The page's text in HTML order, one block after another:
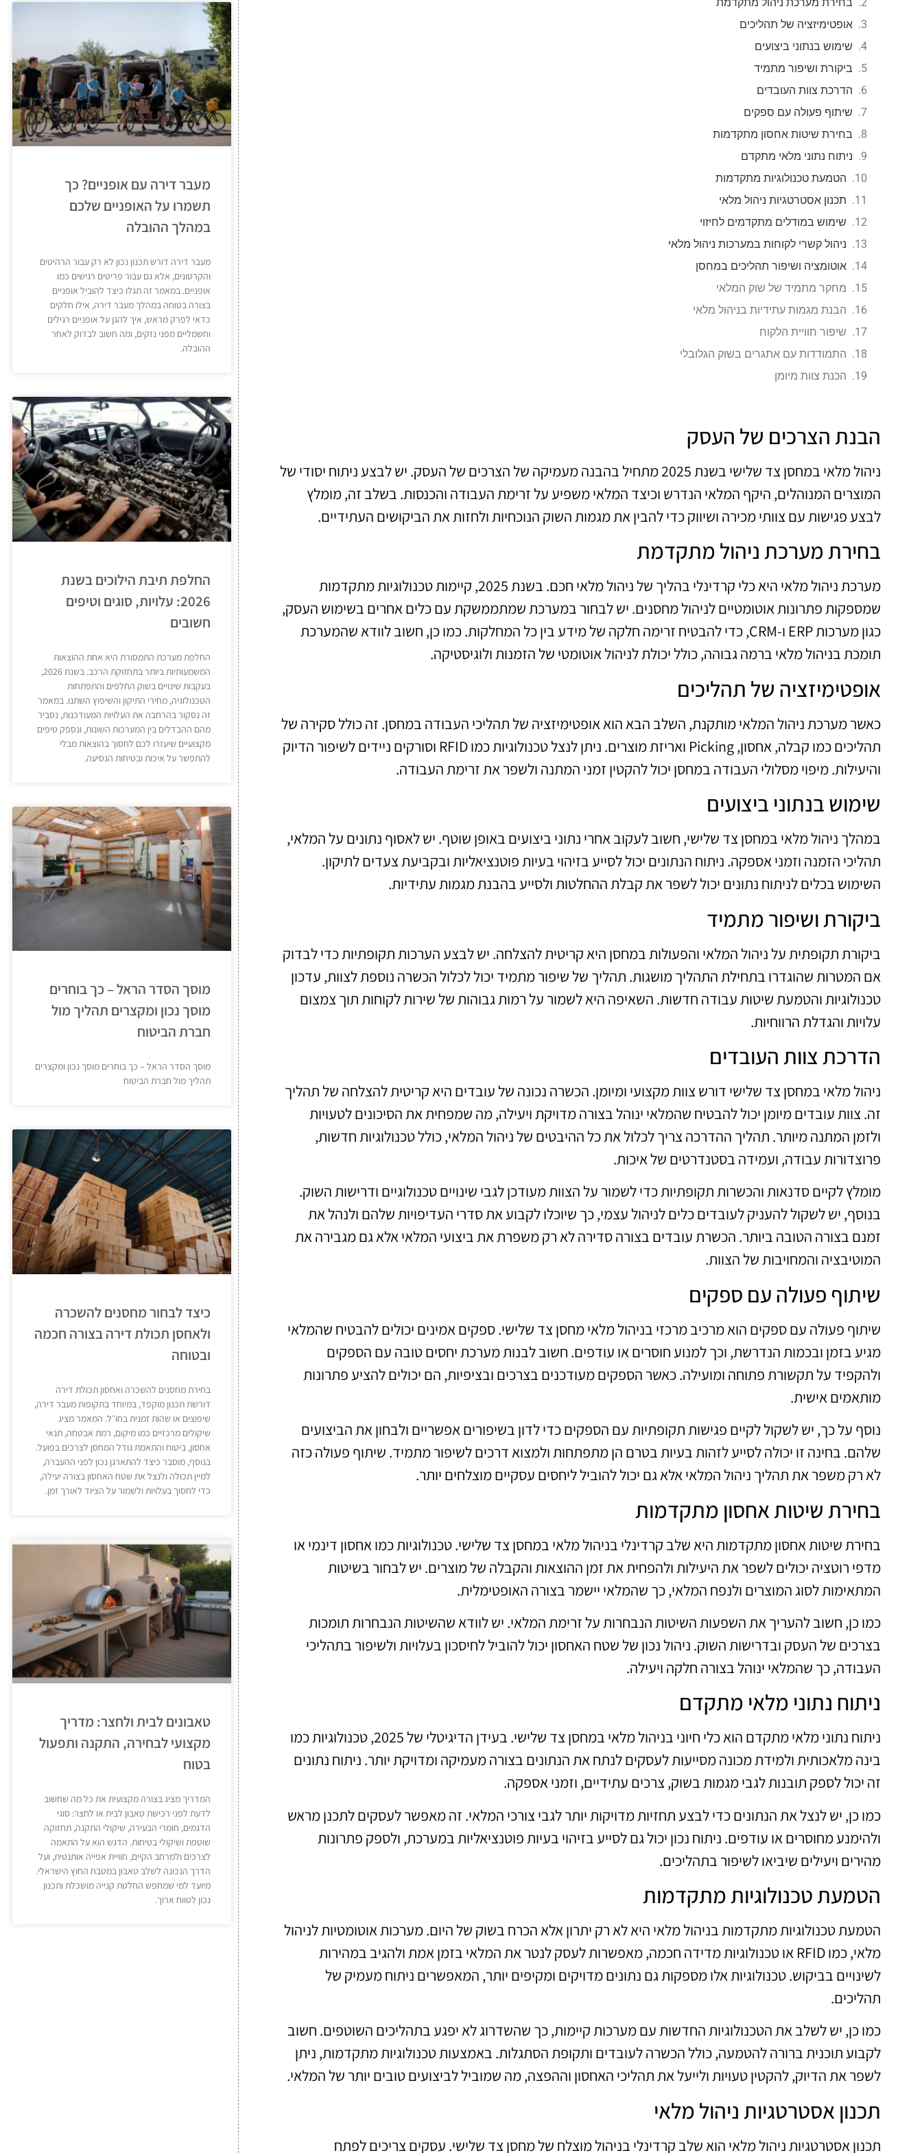
אופטימיזציה של תהליכים
שימוש בנתוני ביצועים
ביקורת ושיפור מתמיד
הדרכת צוות העובדים
שיתוף פעולה עם ספקים
בחירת שיטות אחסון מתקדמות
ניתוח נתוני מלאי מתקדם
הטמעת טכנולוגיות מתקדמות
תכנון אסטרטגיות ניהול מלאי
שימוש במודלים מתקדמים לחיזוי
ניהול קשרי לקוחות במערכות ניהול מלאי
אוטומציה ושיפור תהליכים במחסן
מחקר מתמיד של שוק המלאי
הבנת מגמות עתידיות בניהול מלאי
שיפור חוויית הלקוח
התמודדות עם אתגרים בשוק הגלובלי
הכנת צוות מיומן
הבנת הצרכים של העסק
ניהול מלאי במחסן צד שלישי בשנת 2025 מתחיל בהבנה מעמיקה של הצרכים של העסק. יש לבצע ניתוח יסודי של
המוצרים המנוהלים, היקף המלאי הנדרש וכיצד המלאי משפיע על זרימת העבודה והכנסות. בשלב זה, מומלץ
לבצע פגישות עם צוותי מכירה ושיווק כדי להבין את מגמות השוק הנוכחיות ולחזות את הביקושים העתידיים.
בחירת מערכת ניהול מתקדמת
מערכת ניהול מלאי היא כלי קרדינלי בהליך של ניהול מלאי חכם. בשנת 2025, קיימות טכנולוגיות מתקדמות
שמספקות פתרונות אוטומטיים לניהול מחסנים. יש לבחור במערכת שמתממשקת עם כלים אחרים בשימוש העסק,
כגון מערכות ERP ו-CRM, כדי להבטיח זרימה חלקה של מידע בין כל המחלקות. כמו כן, חשוב לוודא שהמערכת
תומכת בניהול מלאי ברמה גבוהה, כולל יכולת לניהול אוטומטי של הזמנות ולוגיסטיקה.
אופטימיזציה של תהליכים
כאשר מערכת ניהול המלאי מותקנת, השלב הבא הוא אופטימיזציה של תהליכי העבודה במחסן. זה כולל סקירה של
תהליכים כמו קבלה, אחסון, Picking ואריזת מוצרים. ניתן לנצל טכנולוגיות כמו RFID וסורקים ניידים לשיפור הדיוק
והיעילות. מיפוי מסלולי העבודה במחסן יכול להקטין זמני המתנה ולשפר את זרימת העבודה.
שימוש בנתוני ביצועים
במהלך ניהול מלאי במחסן צד שלישי, חשוב לעקוב אחרי נתוני ביצועים באופן שוטף. יש לאסוף נתונים על המלאי,
תהליכי הזמנה וזמני אספקה. ניתוח הנתונים יכול לסייע בזיהוי בעיות פוטנציאליות ובקביעת צעדים לתיקון.
השימוש בכלים לניתוח נתונים יכול לשפר את קבלת ההחלטות ולסייע בהבנת מגמות עתידיות.
ביקורת ושיפור מתמיד
ביקורת תקופתית על ניהול המלאי והפעולות במחסן היא קריטית להצלחה. יש לבצע הערכות תקופתיות כדי לבדוק
אם המטרות שהוגדרו בתחילת התהליך מושגות. תהליך של שיפור מתמיד יכול לכלול הכשרה נוספת לצוות, עדכון
טכנולוגיות והטמעת שיטות עבודה חדשות. השאיפה היא לשמור על רמות גבוהות של שירות לקוחות תוך צמצום
עלויות והגדלת הרווחיות.
הדרכת צוות העובדים
ניהול מלאי במחסן צד שלישי דורש צוות מקצועי ומיומן. הכשרה נכונה של עובדים היא קריטית להצלחה של תהליך
זה. צוות עובדים מיומן יכול להבטיח שהמלאי ינוהל בצורה מדויקת ויעילה, מה שמפחית את הסיכונים לטעויות
ולזמן המתנה מיותר. תהליך ההדרכה צריך לכלול את כל ההיבטים של ניהול המלאי, כולל טכנולוגיות חדשות,
פרוצדורות עבודה, ועמידה בסטנדרטים של איכות.
מומלץ לקיים סדנאות והכשרות תקופתיות כדי לשמור על הצוות מעודכן לגבי שינויים טכנולוגיים ודרישות השוק.
בנוסף, יש לשקול להעניק לעובדים כלים לניהול עצמי, כך שיוכלו לקבוע את סדרי העדיפויות שלהם ולנהל את
זמנם בצורה הטובה ביותר. הכשרת עובדים בצורה סדירה לא רק משפרת את ביצועי המלאי אלא גם מגבירה את
המוטיבציה והמחויבות של הצוות.
שיתוף פעולה עם ספקים
שיתוף פעולה עם ספקים הוא מרכיב מרכזי בניהול מלאי מחסן צד שלישי. ספקים אמינים יכולים להבטיח שהמלאי
מגיע בזמן ובכמות הנדרשת, וכך למנוע חוסרים או עודפים. חשוב לבנות מערכת יחסים טובה עם הספקים
ולהקפיד על תקשורת פתוחה ומועילה. כאשר הספקים מעודכנים בצרכים ובציפיות, הם יכולים להציע פתרונות
מותאמים אישית.
נוסף על כך, יש לשקול לקיים פגישות תקופתיות עם הספקים כדי לדון בשיפורים אפשריים ולבחון את הביצועים
שלהם. בחינה זו יכולה לסייע לזהות בעיות בטרם הן מתפתחות ולמצוא דרכים לשיפור מתמיד. שיתוף פעולה כזה
לא רק משפר את תהליך ניהול המלאי אלא גם יכול להוביל ליחסים עסקיים מוצלחים יותר.
בחירת שיטות אחסון מתקדמות
בחירת שיטות אחסון מתקדמות היא שלב קרדינלי בניהול מלאי במחסן צד שלישי. טכנולוגיות כמו אחסון דינמי או
מדפי רוטציה יכולים לשפר את היעילות ולהפחית את זמן ההוצאות והקבלה של מוצרים. יש לבחור בשיטות
המתאימות לסוג המוצרים ולנפח המלאי, כך שהמלאי יישמר בצורה האופטימלית.
כמו כן, חשוב להעריך את השפעות השיטות הנבחרות על זרימת המלאי. יש לוודא שהשיטות הנבחרות תומכות
בצרכים של העסק ובדרישות השוק. ניהול נכון של שטח האחסון יכול להוביל לחיסכון בעלויות ולשיפור בתהליכי
העבודה, כך שהמלאי ינוהל בצורה חלקה ויעילה.
ניתוח נתוני מלאי מתקדם
ניתוח נתוני מלאי מתקדם הוא כלי חיוני בניהול מלאי במחסן צד שלישי. בעידן הדיגיטלי של 2025, טכנולוגיות כמו
בינה מלאכותית ולמידת מכונה מסייעות לעסקים לנתח את הנתונים בצורה מעמיקה ומדויקת יותר. ניתוח נתונים
זה יכול לספק תובנות לגבי מגמות בשוק, צרכים עתידיים, וזמני אספקה.
כמו כן, יש לנצל את הנתונים כדי לבצע תחזיות מדויקות יותר לגבי צורכי המלאי. זה מאפשר לעסקים לתכנן מראש
ולהימנע מחוסרים או עודפים. ניתוח נכון יכול גם לסייע בזיהוי בעיות פוטנציאליות במערכת, ולספק פתרונות
מהירים ויעילים שיביאו לשיפור בתהליכים.
הטמעת טכנולוגיות מתקדמות
הטמעת טכנולוגיות מתקדמות בניהול מלאי היא לא רק יתרון אלא הכרח בשוק של היום. מערכות אוטומטיות לניהול
מלאי, כמו RFID או טכנולוגיות מדידה חכמה, מאפשרות לעסק לנטר את המלאי בזמן אמת ולהגיב במהירות
לשינויים בביקוש. טכנולוגיות אלו מספקות גם נתונים מדויקים ומקיפים יותר, המאפשרים ניתוח מעמיק של
תהליכים.
כמו כן, יש לשלב את הטכנולוגיות החדשות עם מערכות קיימות, כך שהשדרוג לא יפגע בתהליכים השוטפים. חשוב
לקבוע תוכנית ברורה להטמעה, כולל הכשרה לעובדים ותקופת הסתגלות. באמצעות טכנולוגיות מתקדמות, ניתן
לשפר את הדיוק, להקטין טעויות ולייעל את תהליכי האחסון וההפצה, מה שמוביל לביצועים טובים יותר של המלאי.
תכנון אסטרטגיות ניהול מלאי
תכנון אסטרטגיות ניהול מלאי הוא שלב קרדינלי בניהול מוצלח של מחסן צד שלישי. עסקים צריכים לפתח
מעבר דירה עם אופניים? כך
תשמרו על האופניים שלכם
במהלך ההובלה
מעבר דירה דורש תכנון נכון לא רק עבור הרהיטים
והקרטונים, אלא גם עבור פריטים רגישים כמו
אופניים. במאמר זה תגלו כיצד להוביל אופניים
בצורה בטוחה במהלך מעבר דירה, אילו חלקים
כדאי לפרק מראש, איך להגן על אופניים רגילים
וחשמליים מפני נזקים, ומה חשוב לבדוק לאחר
ההובלה.
החלפת תיבת הילוכים בשנת
2026: עלויות, סוגים וטיפים
חשובים
החלפת מערכת התמסורת היא אחת ההוצאות
המשמעותיות ביותר בתחזוקת הרכב. בשנת 2026,
בעקבות שינויים בשוק החלפים והתפתחות
הטכנולוגיה, מחירי התיקון והשיפוץ השתנו. במאמר
זה נסקור בהרחבה את העלויות המעודכנות, נסביר
מהם ההבדלים בין המערכות השונות, ונספק טיפים
מקצועיים שיעזרו לכם לחסוך בהוצאות מבלי
להתפשר על איכות ובטיחות הנסיעה.
מוסך הסדר הראל – כך בוחרים
מוסך נכון ומקצרים תהליך מול
חברת הביטוח
מוסך הסדר הראל – כך בוחרים מוסך נכון ומקצרים
תהליך מול חברת הביטוח
כיצד לבחור מחסנים להשכרה
ולאחסן תכולת דירה בצורה חכמה
ובטוחה
בחירת מחסנים להשכרה ואחסון תכולת דירה
דורשת תכנון מוקפד, במיוחד בתקופות מעבר דירה,
שיפוצים או שהות זמנית בחו״ל. המאמר מציג
שיקולים מרכזיים כמו מיקום, רמת אבטחה, תנאי
אחסון, ביטוח והתאמת גודל המחסן לצרכים בפועל.
בנוסף, מוסבר כיצד להתארגן נכון לפני ההעברה,
למיין תכולה ולנצל את שטח האחסון בצורה יעילה,
כדי לחסוך בעלויות ולשמור על הציוד לאורך זמן.
טאבונים לבית ולחצר: מדריך
מקצועי לבחירה, התקנה ותפעול
בטוח
המדריך מציג בצורה מקצועית את כל מה שחשוב
לדעת לפני רכישת טאבון לבית או לחצר: סוגי
הדגמים, חומרי הבעירה, שיקולי התקנה, תחזוקה
שוטפת ושיקולי בטיחות. הדגש הוא על התאמה
לצרכים ולמרחב הקיים, חוויית אפייה אותנטית, ועל
הדרך הנכונה לשלב טאבון במטבח החוץ הישראלי.
מיועד למי שמחפש החלטת קנייה מושכלת ותכנון
נכון לטווח ארוך.